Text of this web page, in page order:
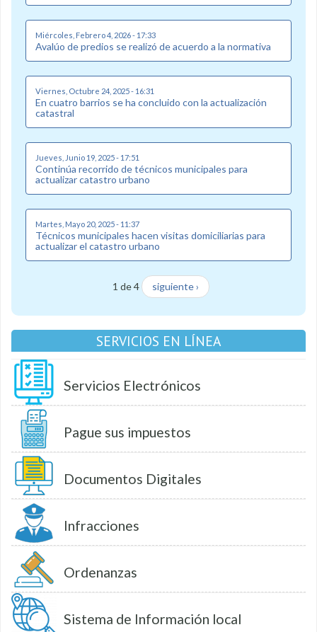
Miércoles, Febrero 4, 2026 - 17:33
Avalúo de predios se realizó de acuerdo a la normativa
Viernes, Octubre 24, 2025 - 16:31
En cuatro barrios se ha concluido con la actualización
catastral
Jueves, Junio 19, 2025 - 17:51
Continúa recorrido de técnicos municipales para
actualizar catastro urbano
Martes, Mayo 20, 2025 - 11:37
Técnicos municipales hacen visitas domiciliarias para
actualizar el catastro urbano
1 de 4 siguiente ›
SERVICIOS EN LÍNEA
Servicios Electrónicos
Pague sus impuestos
Documentos Digitales
Infracciones
Ordenanzas
Sistema de Información local